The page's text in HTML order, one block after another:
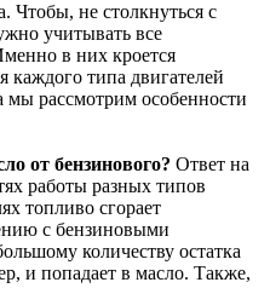
Чтобы, не столкнуться с
учитывать все
в них кроется
каждого типа двигателей
мы рассмотрим особенности
от бензинового? Ответ на
работы разных типов
топливо сгорает
с бензиновыми
количеству остатка
и попадает в масло. Также,